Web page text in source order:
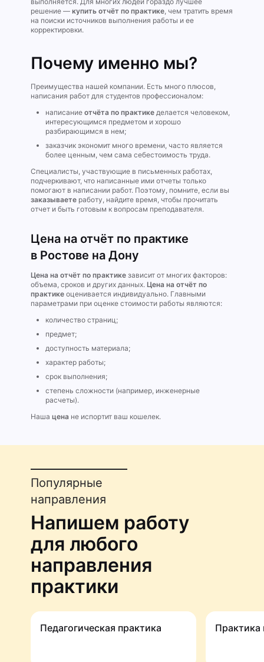
решение — купить отчёт по практике , чем тратить время
на поиски источников выполнения работы и ее
корректировки.
Почему именно мы?
Преимущества нашей компании. Есть много плюсов,
написания работ для студентов профессионалом:
написание отчёта по практике делается человеком,
интересующимся предметом и хорошо
разбирающимся в нем;
заказчик экономит много времени, часто является
более ценным, чем сама себестоимость труда.
Специалисты, участвующие в письменных работах,
подчеркивают, что написанные ими отчеты только
помогают в написании работ. Поэтому, помните, если вы
заказываете работу, найдите время, чтобы прочитать
отчет и быть готовым к вопросам преподавателя.
Цена на отчёт по практике
в Ростове на Дону
Цена на отчёт по практике зависит от многих факторов:
объема, сроков и других данных. Цена на отчёт по
практике оценивается индивидуально. Главными
параметрами при оценке стоимости работы являются:
количество страниц;
предмет;
доступность материала;
характер работы;
срок выполнения;
степень сложности (например, инженерные
расчеты).
Наша цена не испортит ваш кошелек.
Популярные
направления
Напишем работу
для любого
направления
практики
Педагогичес­кая практика